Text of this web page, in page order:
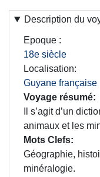
Description du
Epoque
18e siècle
Localisation
Guyane française
Voyage résumé
Il s’agit d’un
animaux et les
Mots Clefs
Géographie,
minéralogie.